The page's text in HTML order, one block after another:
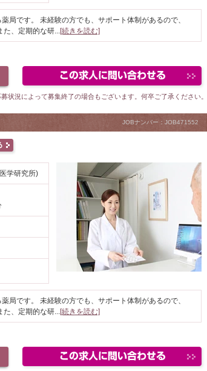
局です。 未経験の方でも、サポート体制があるので、
た、定期的な研...[続きを読む]
状況によって募集終了の場合もございます。何卒ご了承ください。
JOBナンバー：JOB471552
学研究所)
局です。 未経験の方でも、サポート体制があるので、
た、定期的な研...[続きを読む]